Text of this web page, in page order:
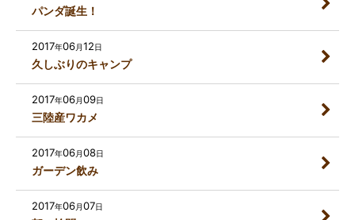
パンダ誕生！
2017年06月12日
久しぶりのキャンプ
2017年06月09日
三陸産ワカメ
2017年06月08日
ガーデン飲み
2017年06月07日